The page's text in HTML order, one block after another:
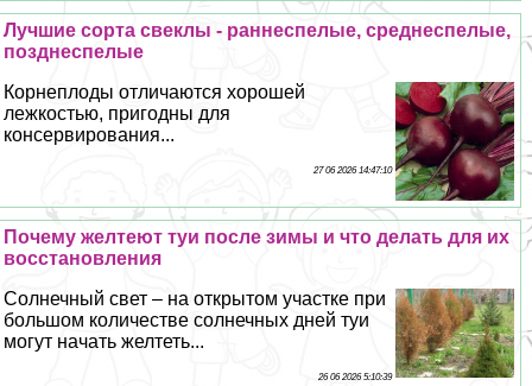
Лучшие сорта свеклы - раннеспелые, среднеспелые,
позднеспелые
Корнеплоды отличаются хорошей
лежкостью, пригодны для
консервирования...
27 06 2026 14:47:10
Почему желтеют туи после зимы и что делать для их
восстановления
Солнечный свет – на открытом участке при
большом количестве солнечных дней туи
могут начать желтеть...
26 06 2026 5:10:39